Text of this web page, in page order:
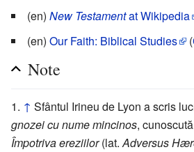
(en) New Testamentat Wikipedia
(en) Our Faith: Biblical Studies (
Note
↑ Sfântul Irineu de Lyon a scris
gnozei cu nume mincinos,
Împotriva ereziilor(lat.Adversus